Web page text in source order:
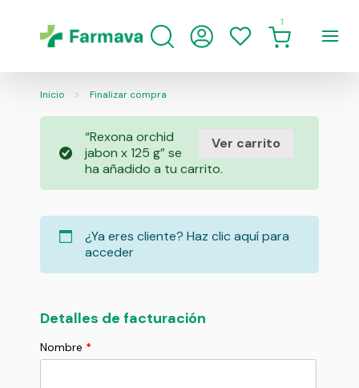
1
Inicio Finalizar compra
Ver carrito
“Rexona orchid
jabon x 125 g” se
ha añadido a tu carrito.
¿Ya eres cliente? Haz clic aquí para
acceder
Detalles de facturación
Nombre *